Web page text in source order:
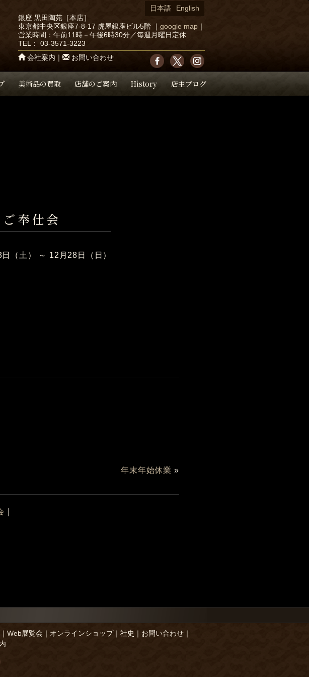
美術品の買取 店舗のご案内 History 店主ブログ
銀座 黒田陶苑［本店］
東京都中央区銀座7-8-17 虎屋銀座ビル5階
google map
営業時間：午前11時－午後6時30分／毎週月曜日定休
TEL： 03-3571-3223
会社案内
お問い合わせ
日本語 English
奉仕会
（土） ～ 12月28日（日）
年末年始休業 »
Web展覧会 オンラインショップ｜ 社史 お問い合わせ｜